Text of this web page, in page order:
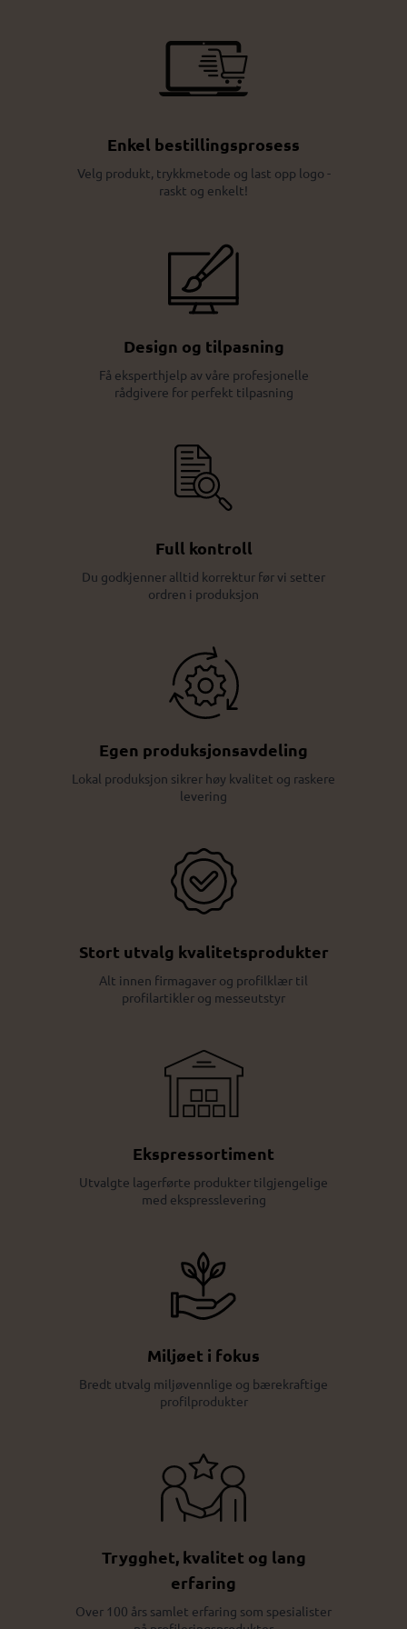
Enkel bestillingsprosess
Velg produkt, trykkmetode og last opp logo -
raskt og enkelt!
Design og tilpasning
Få eksperthjelp av våre profesjonelle
rådgivere for perfekt tilpasning
Full kontroll
Du godkjenner alltid korrektur før vi setter
ordren i produksjon
Egen produksjonsavdeling
Lokal produksjon sikrer høy kvalitet og raskere
levering
Stort utvalg kvalitetsprodukter
Alt innen firmagaver og profilklær til
profilartikler og messeutstyr
Ekspressortiment
Utvalgte lagerførte produkter tilgjengelige
med ekspresslevering
Miljøet i fokus
Bredt utvalg miljøvennlige og bærekraftige
profilprodukter
Trygghet, kvalitet og lang
erfaring
Over 100 års samlet erfaring som spesialister